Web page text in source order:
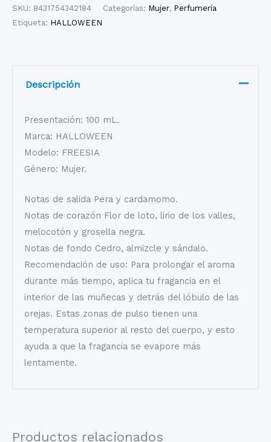
SKU: 8431754342184 Categorías: Mujer, Perfumería
Etiqueta: HALLOWEEN
Descripción
Presentación: 100 mL.
Marca: HALLOWEEN
Modelo: FREESIA
Género: Mujer.
Notas de salida Pera y cardamomo.
Notas de corazón Flor de loto, lirio de los valles,
melocotón y grosella negra.
Notas de fondo Cedro, almizcle y sándalo.
Recomendación de uso: Para prolongar el aroma
durante más tiempo, aplica tu fragancia en el
interior de las muñecas y detrás del lóbulo de las
orejas. Estas zonas de pulso tienen una
temperatura superior al resto del cuerpo, y esto
ayuda a que la fragancia se evapore más
lentamente.
Productos relacionados